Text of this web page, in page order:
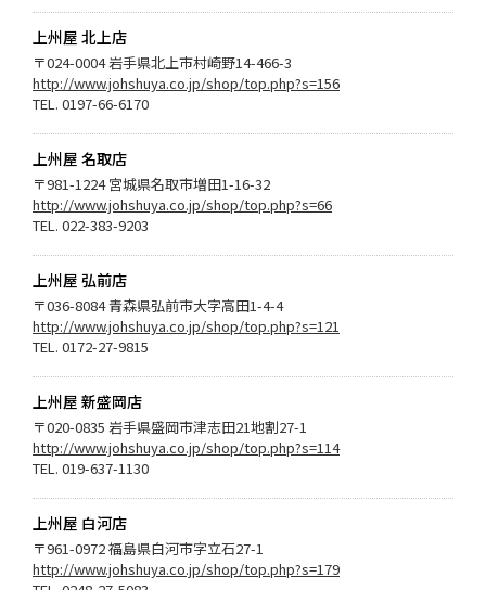
上州屋 北上店
〒024-0004 岩手県北上市村崎野14-466-3
http://www.johshuya.co.jp/shop/top.php?s=156
TEL. 0197-66-6170
上州屋 名取店
〒981-1224 宮城県名取市増田1-16-32
http://www.johshuya.co.jp/shop/top.php?s=66
TEL. 022-383-9203
上州屋 弘前店
〒036-8084 青森県弘前市大字高田1-4-4
http://www.johshuya.co.jp/shop/top.php?s=121
TEL. 0172-27-9815
上州屋 新盛岡店
〒020-0835 岩手県盛岡市津志田21地割27-1
http://www.johshuya.co.jp/shop/top.php?s=114
TEL. 019-637-1130
上州屋 白河店
〒961-0972 福島県白河市字立石27-1
http://www.johshuya.co.jp/shop/top.php?s=179